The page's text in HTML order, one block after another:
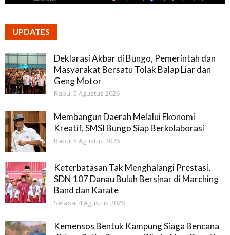
UPDATES
Deklarasi Akbar di Bungo, Pemerintah dan
Masyarakat Bersatu Tolak Balap Liar dan
Geng Motor
Rabu, 5 Agustus 2026
Membangun Daerah Melalui Ekonomi
Kreatif, SMSI Bungo Siap Berkolaborasi
Rabu, 5 Agustus 2026
Keterbatasan Tak Menghalangi Prestasi,
SDN 107 Danau Buluh Bersinar di Marching
Band dan Karate
Selasa, 4 Agustus 2026
Kemensos Bentuk Kampung Siaga Bencana